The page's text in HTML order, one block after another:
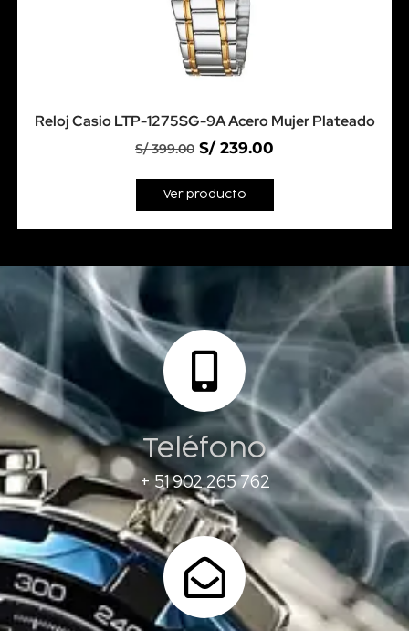
Reloj Casio LTP-1275SG-9A Acero Mujer Plateado
S/399.00 S/ 239.00
Ver producto
Teléfono
+ 51 902 265 762